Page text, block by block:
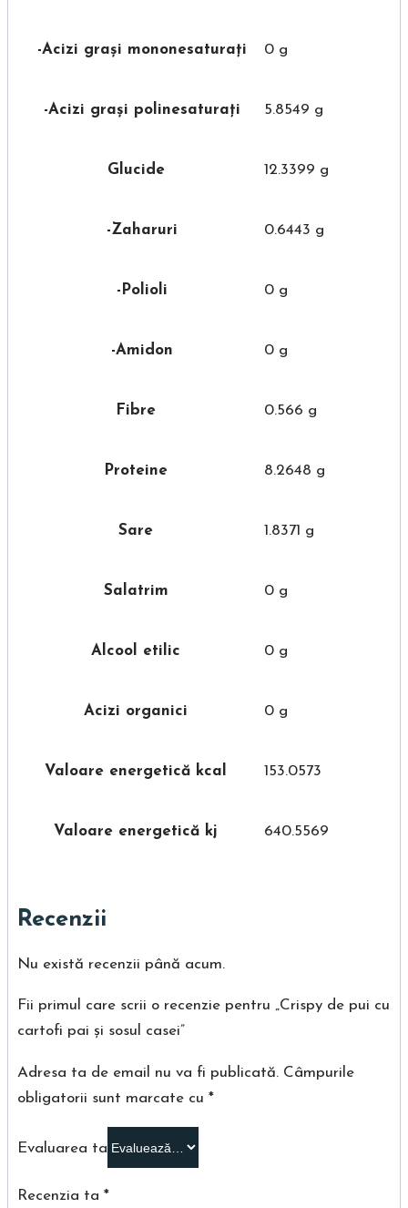
-Acizi grași mononesaturați 0 g
-Acizi grași polinesaturați 5.8549 g
Glucide 12.3399 g
-Zaharuri 0.6443 g
-Polioli 0 g
-Amidon 0 g
Fibre 0.566 g
Proteine 8.2648 g
Sare 1.8371 g
Salatrim 0 g
Alcool etilic 0 g
Acizi organici 0 g
Valoare energetică kcal 153.0573
Valoare energetică kj 640.5569
Recenzii
Nu există recenzii până acum.
Fii primul care scrii o recenzie pentru „Crispy de pui cu
cartofi pai și sosul casei”
Adresa ta de email nu va fi publicată. Câmpurile
obligatorii sunt marcate cu *
Evaluarea ta
Recenzia ta *